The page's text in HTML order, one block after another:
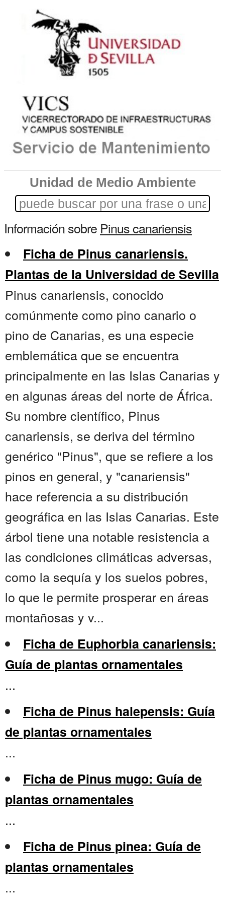
Unidad de Medio Ambiente
Información sobre Pinus canariensis
Ficha de Pinus canariensis.
Plantas de la Universidad de Sevilla
Pinus canariensis, conocido
comúnmente como pino canario o
pino de Canarias, es una especie
emblemática que se encuentra
principalmente en las Islas Canarias y
en algunas áreas del norte de África.
Su nombre científico, Pinus
canariensis, se deriva del término
genérico "Pinus", que se refiere a los
pinos en general, y "canariensis"
hace referencia a su distribución
geográfica en las Islas Canarias. Este
árbol tiene una notable resistencia a
las condiciones climáticas adversas,
como la sequía y los suelos pobres,
lo que le permite prosperar en áreas
montañosas y v...
Ficha de Euphorbia canariensis:
Guía de plantas ornamentales
...
Ficha de Pinus halepensis: Guía
de plantas ornamentales
...
Ficha de Pinus mugo: Guía de
plantas ornamentales
...
Ficha de Pinus pinea: Guía de
plantas ornamentales
...